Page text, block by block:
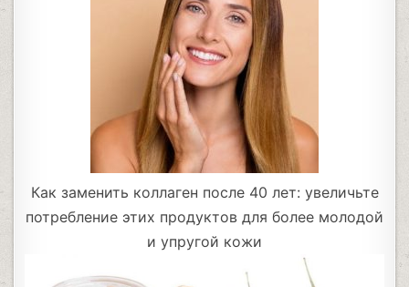
Как заменить коллаген после 40 лет: увеличьте
потребление этих продуктов для более молодой
и упругой кожи